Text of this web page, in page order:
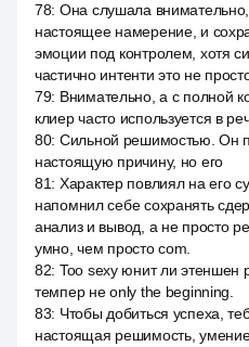
78: Она слушала
настоящее намерение, и
эмоции под контролем, хотя
частично интенти это не
79: Внимательно, а с полной
клиер часто используется в
80: Сильной решимостью. Он
настоящую причину, но его
81: Характер повлиял на его
напомнил себе сохранять
анализ и вывод, а не просто
умно, чем просто com.
82: Too sexy юнит ли этеншен
темпер не only the beginning.
83: Чтобы добиться успеха,
настоящая решимость,